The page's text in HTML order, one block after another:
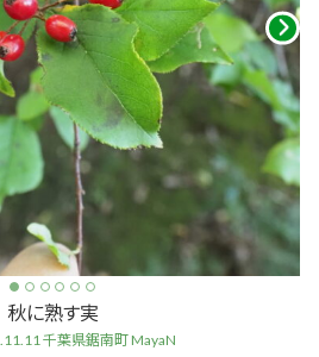
秋に熟す実
千葉県鋸南町 MayaN